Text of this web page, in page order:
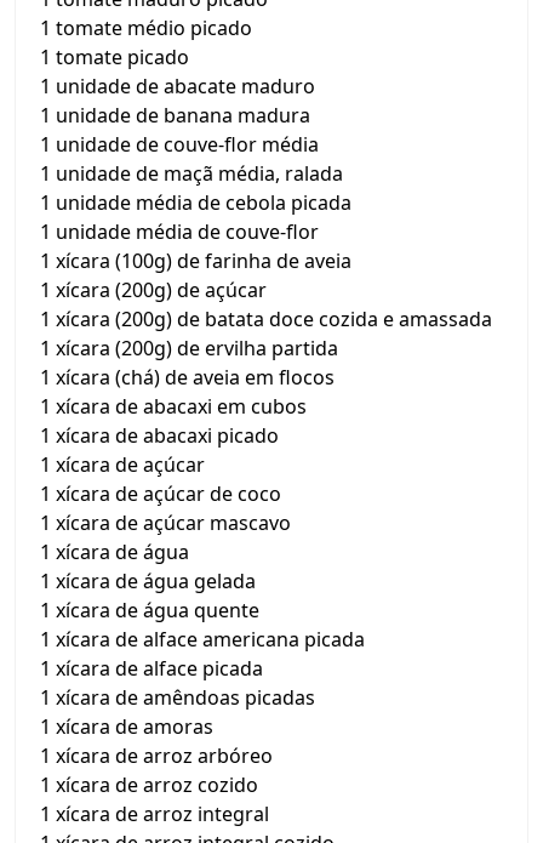
1 tomate médio picado
1 tomate picado
1 unidade de abacate maduro
1 unidade de banana madura
1 unidade de couve-flor média
1 unidade de maçã média, ralada
1 unidade média de cebola picada
1 unidade média de couve-flor
1 xícara (100g) de farinha de aveia
1 xícara (200g) de açúcar
1 xícara (200g) de batata doce cozida e amassada
1 xícara (200g) de ervilha partida
1 xícara (chá) de aveia em flocos
1 xícara de abacaxi em cubos
1 xícara de abacaxi picado
1 xícara de açúcar
1 xícara de açúcar de coco
1 xícara de açúcar mascavo
1 xícara de água
1 xícara de água gelada
1 xícara de água quente
1 xícara de alface americana picada
1 xícara de alface picada
1 xícara de amêndoas picadas
1 xícara de amoras
1 xícara de arroz arbóreo
1 xícara de arroz cozido
1 xícara de arroz integral